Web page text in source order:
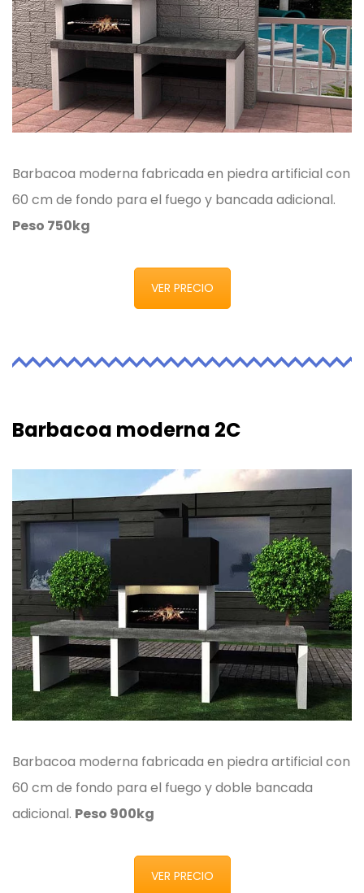
Barbacoa moderna fabricada en piedra artificial con
60 cm de fondo para el fuego y bancada adicional.
Peso 750kg
VER PRECIO
Barbacoa moderna 2C
Barbacoa moderna fabricada en piedra artificial con
60 cm de fondo para el fuego y doble bancada
adicional. Peso 900kg
VER PRECIO